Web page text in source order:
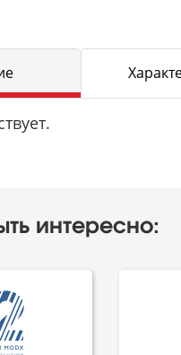
интересно: